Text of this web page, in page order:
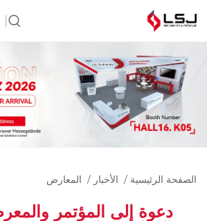
الصفحة الرئيسية / الأخبار / المعارض
دعوة إلى المؤتمر